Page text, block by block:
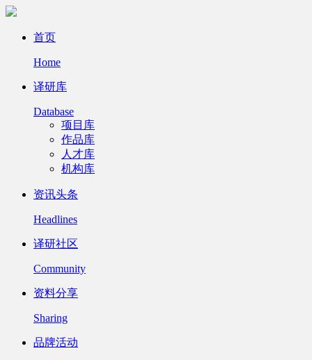
首页
Home
译研库
Database
项目库
作品库
人才库
机构库
资讯头条
Headlines
译研社区
Community
资料分享
Sharing
品牌活动